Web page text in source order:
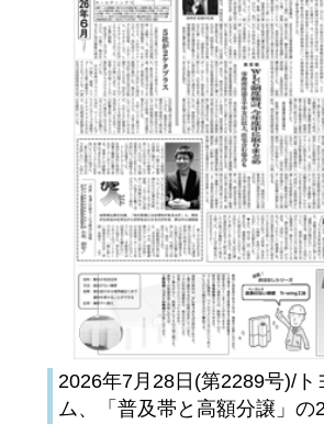
2026年7月28日(第2289号)/ト
ム、「普及帯と高額分譲」の